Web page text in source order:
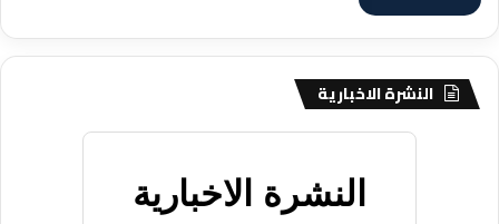
النشرة الاخبارية
النشرة الاخبارية